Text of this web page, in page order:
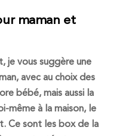
maman et
je vous suggère une
avec au choix des
bébé, mais aussi la
même à la maison, le
Ce sont les box de la